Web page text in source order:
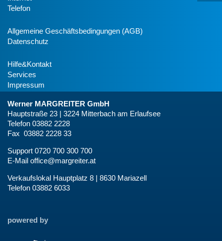
Telefon
Allgemeine Geschäftsbedingungen (AGB)
Datenschutz
Hilfe&Kontakt
Services
Impressum
Werner MARGREITER GmbH
Hauptstraße 23 | 3224 Mitterbach am Erlaufsee
Telefon 03882 2228
Fax 03882 2228 33
Support 0720 700 300 700
E-Mail office@margreiter.at
Verkaufslokal Hauptplatz 8 | 8630 Mariazell
Telefon 03882 6033
powered by